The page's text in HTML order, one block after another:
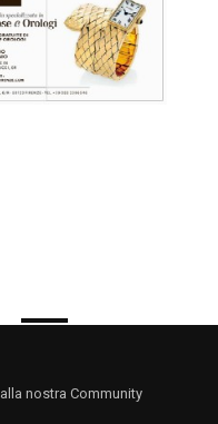
alla nostra Community